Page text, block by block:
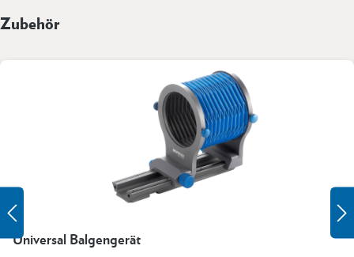
Zubehör
Universal Balgengerät